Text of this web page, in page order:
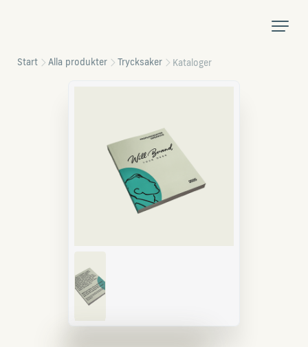
Start Alla produkter Trycksaker Kataloger